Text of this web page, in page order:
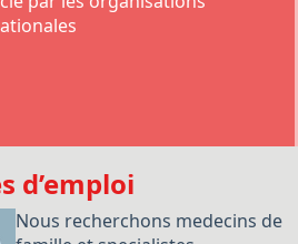
d’emploi
Nous recherchons medecins de